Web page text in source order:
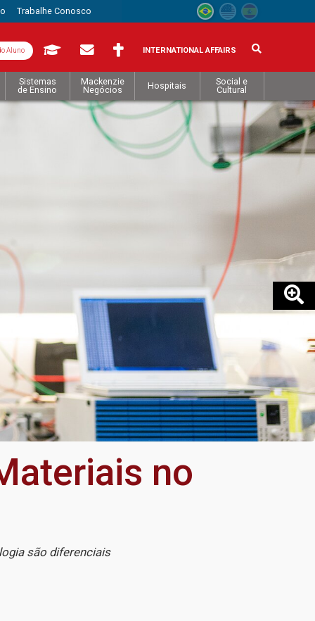
Trabalhe Conosco
Aluno INTERNATIONAL AFFAIRS
Sistemas
de Ensino
Mackenzie
Negócios
Hospitais
Social e
Cultural
no
são diferenciais